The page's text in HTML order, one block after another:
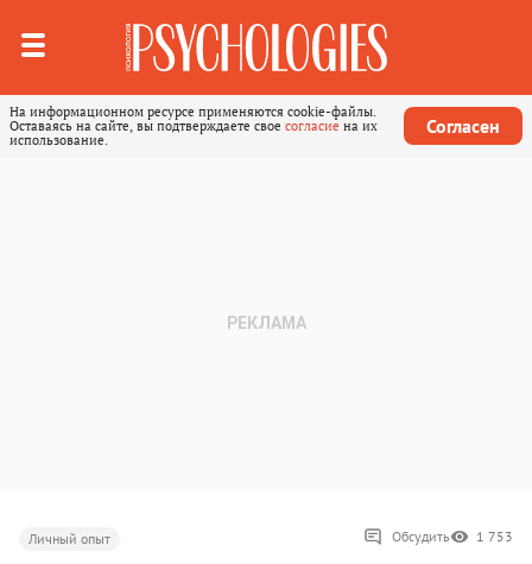
На информационном ресурсе применяются cookie-файлы.
Оставаясь на сайте, вы подтверждаете свое согласие на их
использование.
Согласен
Личный опыт Обсудить 1 753